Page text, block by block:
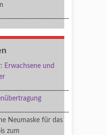
Erwachsene und
Neumaske für das
zum